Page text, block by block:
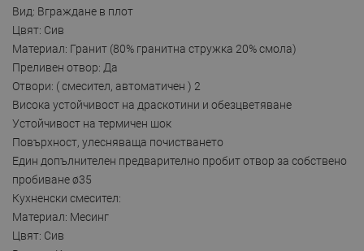
Вид: Вграждане в плот
Цвят: Сив
Материал: Гранит (80% гранитна стружка 20% смола)
Преливен отвор: Да
Отвори: ( смесител, автоматичен ) 2
Висока устойчивост на драскотини и обезцветяване
Устойчивост на термичен шок
Повърхност, улесняваща почистването
Един допълнителен предварително пробит отвор за собствено
пробиване ø35
Кухненски смесител:
Материал: Месинг
Цвят: Сив